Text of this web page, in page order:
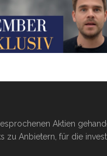
Aktien
zu Anbietern, für die